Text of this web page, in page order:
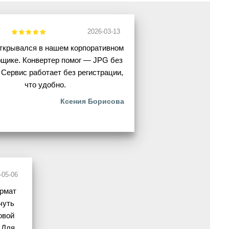
2026-03-13
в нашем корпоративном
Конвертер помог — JPG без
работает без регистрации,
что удобно.
Ксения Борисова
05-06